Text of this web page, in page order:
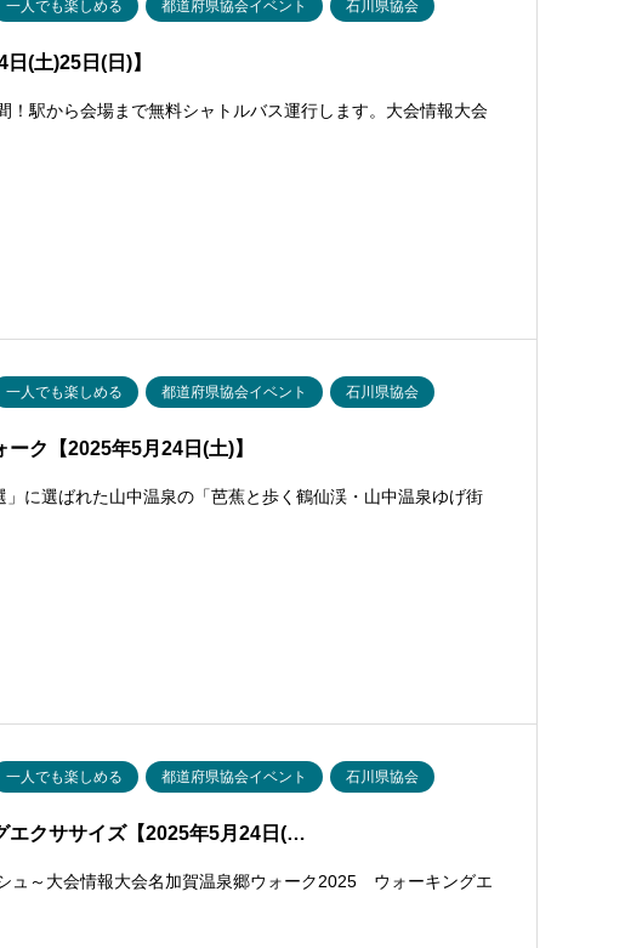
一人でも楽しめる 都道府県協会イベント 石川県協会
(土)25日(日)】
駅から会場まで無料シャトルバス運行します。大会情報大会
一人でも楽しめる 都道府県協会イベント 石川県協会
ク【2025年5月24日(土)】
に選ばれた山中温泉の「芭蕉と歩く鶴仙渓・山中温泉ゆげ街
一人でも楽しめる 都道府県協会イベント 石川県協会
クササイズ【2025年5月24日(…
ュ～大会情報大会名加賀温泉郷ウォーク2025 ウォーキングエ